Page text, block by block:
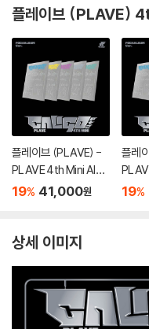
플레이브
플레이브 (PLAVE) -
PLAVE 4th Mini Albu
m 'Caligo Pt.2' [POC
19% 41,000원
플레
m
19%
상세 이미지